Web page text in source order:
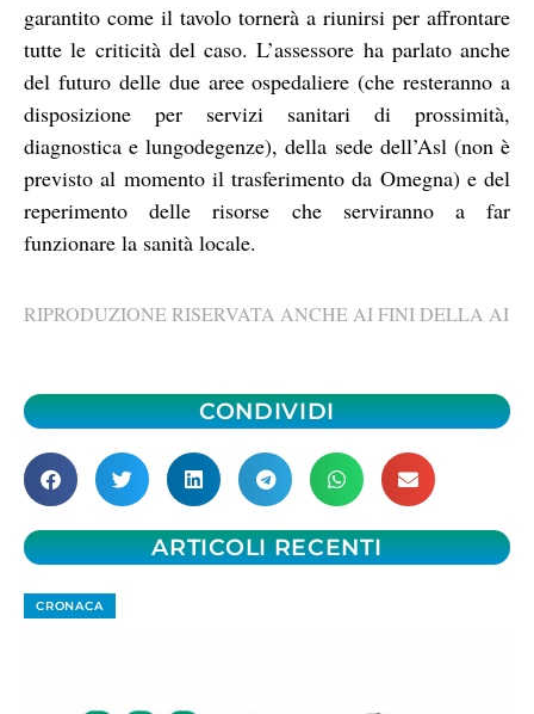
garantito come il tavolo tornerà a riunirsi per affrontare
tutte le criticità del caso. L’assessore ha parlato anche
del futuro delle due aree ospedaliere (che resteranno a
disposizione per servizi sanitari di prossimità,
diagnostica e lungodegenze), della sede dell’Asl (non è
previsto al momento il trasferimento da Omegna) e del
reperimento delle risorse che serviranno a far
funzionare la sanità locale.
RIPRODUZIONE RISERVATA ANCHE AI FINI DELLA AI
CONDIVIDI
ARTICOLI RECENTI
CRONACA